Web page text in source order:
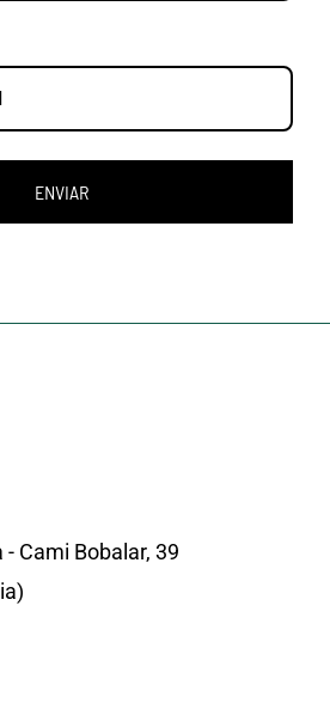
ENVIAR
Cami Bobalar, 39